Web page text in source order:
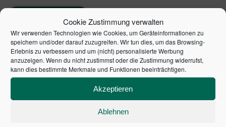
Cookie Zustimmung verwalten
Wir verwenden Technologien wie Cookies, um Geräteinformationen zu
speichern und/oder darauf zuzugreifen. Wir tun dies, um das Browsing-
Erlebnis zu verbessern und um (nicht) personalisierte Werbung
anzuzeigen. Wenn du nicht zustimmst oder die Zustimmung widerrufst,
kann dies bestimmte Merkmale und Funktionen beeinträchtigen.
Akzeptieren
Ablehnen
SCHULDENUHR DES
BUNDES DER